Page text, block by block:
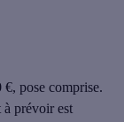
€, pose comprise.
à prévoir est